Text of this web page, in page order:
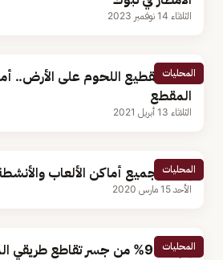
الثلاثاء 14 نوفمبر 2023
المحليات
فيديو تقطيع اللحوم على الأرض..
المقطع
الثلاثاء 13 أبريل 2021
المحليات
إغلاق جميع أماكن الألعاب
الأحد 15 مارس 2020
المحليات
إنهاء 95% من جسر تقاطع